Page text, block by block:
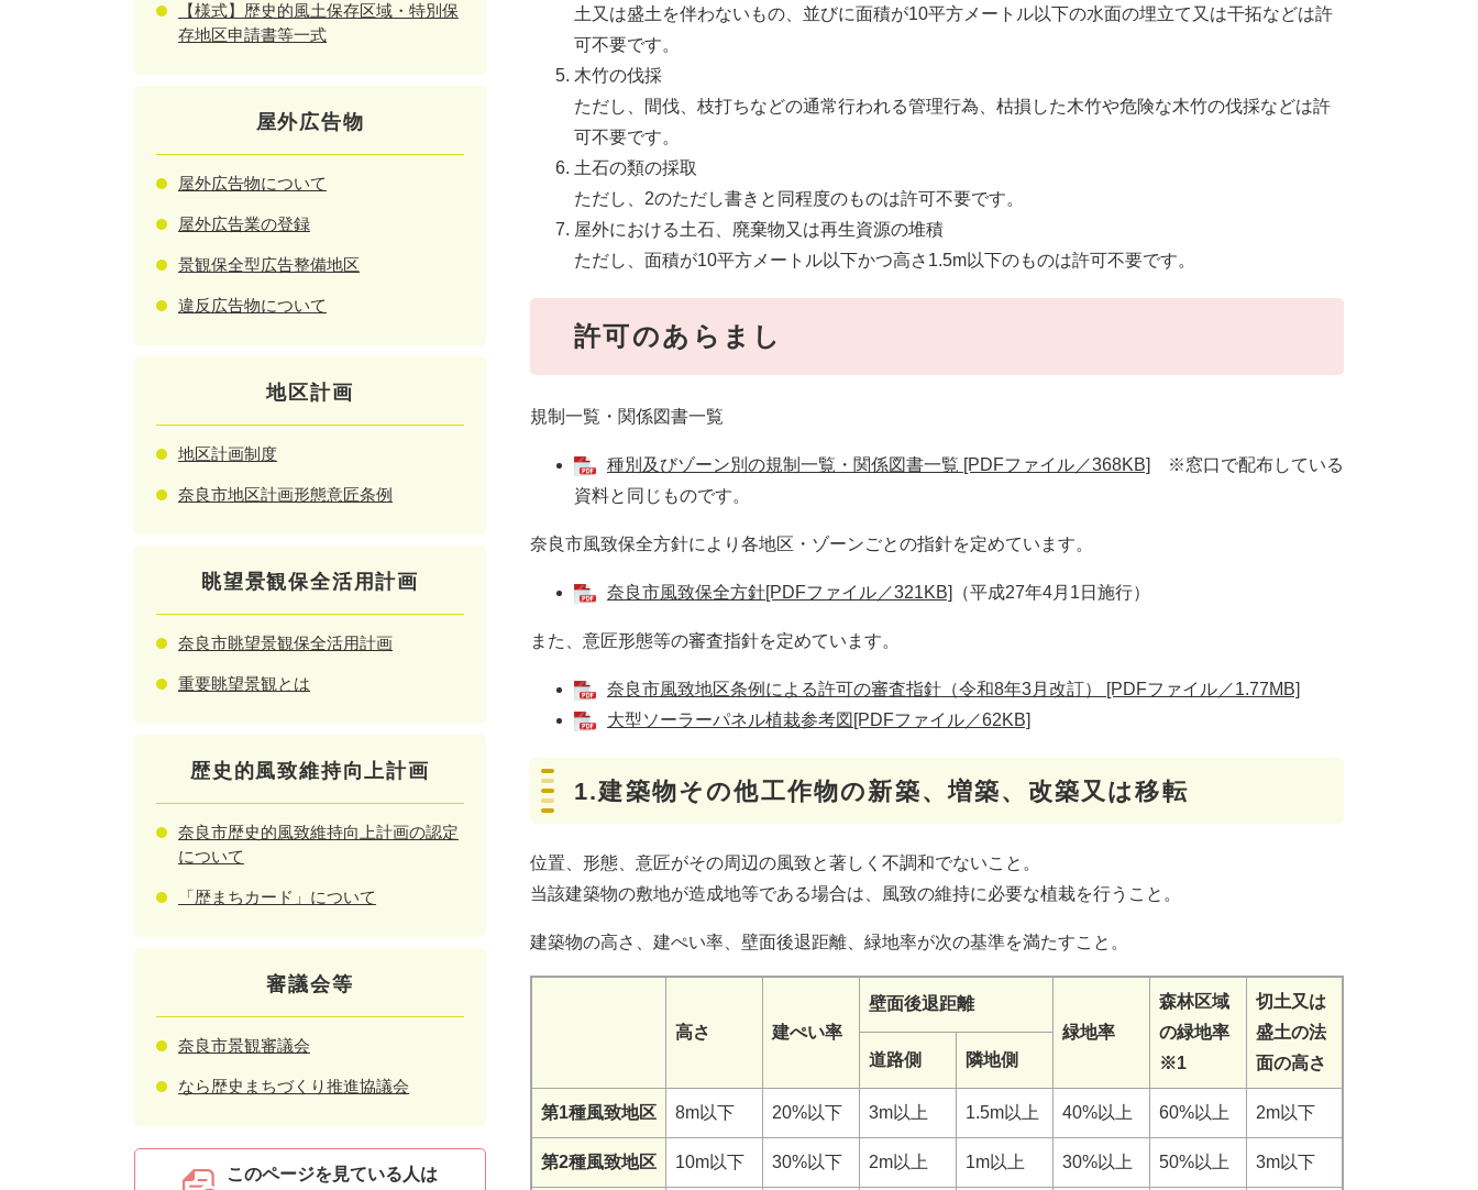
土又は盛土を伴わないもの、並びに面積が10平方メートル以下の水面の埋立て又は干拓などは許
可不要です。
木竹の伐採
ただし、間伐、枝打ちなどの通常行われる管理行為、枯損した木竹や危険な木竹の伐採などは許
可不要です。
土石の類の採取
ただし、2のただし書きと同程度のものは許可不要です。
屋外における土石、廃棄物又は再生資源の堆積
ただし、面積が10平方メートル以下かつ高さ1.5m以下のものは許可不要です。
許可のあらまし
規制一覧・関係図書一覧
種別及びゾーン別の規制一覧・関係図書一覧 [PDFファイル／368KB]
※窓口で配布している
資料と同じものです。
奈良市風致保全方針により各地区・ゾーンごとの指針を定めています。
奈良市風致保全方針[PDFファイル／321KB] （平成27年4月1日施行）
また、意匠形態等の審査指針を定めています。
奈良市風致地区条例による許可の審査指針（令和8年3月改訂） [PDFファイル／1.77MB]
大型ソーラーパネル植栽参考図[PDFファイル／62KB]
1.建築物その他工作物の新築、増築、改築又は移転
位置、形態、意匠がその周辺の風致と著しく不調和でないこと。
当該建築物の敷地が造成地等である場合は、風致の維持に必要な植栽を行うこと。
建築物の高さ、建ぺい率、壁面後退距離、緑地率が次の基準を満たすこと。
高さ 建ぺい率
壁面後退距離
緑地率
森林区域
の緑地率
※1
切土又は
盛土の法
面の高さ
道路側 隣地側
第1種風致地区 8m以下 20%以下 3m以上 1.5m以上 40%以上 60%以上 2m以下
第2種風致地区 10m以下 30%以下 2m以上 1m以上 30%以上 50%以上 3m以下
【様式】歴史的風土保存区域・特別保
存地区申請書等一式
屋外広告物
屋外広告物について
屋外広告業の登録
景観保全型広告整備地区
違反広告物について
地区計画
地区計画制度
奈良市地区計画形態意匠条例
眺望景観保全活用計画
奈良市眺望景観保全活用計画
重要眺望景観とは
歴史的風致維持向上計画
奈良市歴史的風致維持向上計画の認定
について
「歴まちカード」について
審議会等
奈良市景観審議会
なら歴史まちづくり推進協議会
このページを見ている人は